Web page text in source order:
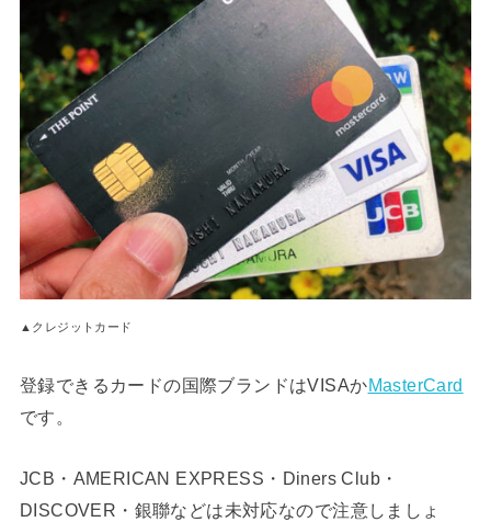
▲クレジットカード
登録できるカードの国際ブランドはVISAかMasterCard
です。
JCB・AMERICAN EXPRESS・Diners Club・
DISCOVER・銀聯などは未対応なので注意しましょ